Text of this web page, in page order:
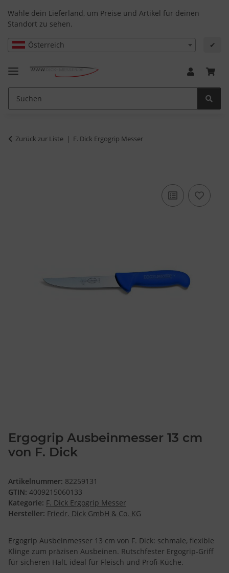
Wähle dein Lieferland, um Preise und Artikel für deinen
Standort zu sehen.
Österreich ✔
Zurück zur Liste F. Dick Ergogrip Messer
Ergogrip Ausbeinmesser 13 cm
von F. Dick
Artikelnummer: 82259131
GTIN: 4009215060133
Kategorie: F. Dick Ergogrip Messer
Hersteller: Friedr. Dick GmbH & Co. KG
Ergogrip Ausbeinmesser 13 cm von F. Dick: schmale, flexible
Klinge zum präzisen Ausbeinen. Rutschfester Ergogrip-Griff
für sicheren Halt, ideal für Fleisch und Profi-Küche.